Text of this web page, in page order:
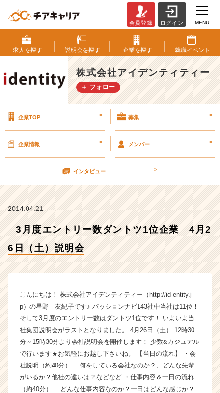
月
度
エ
ン
ト
リ
ン
1
位
日
（土）
明
【株
式
会
ア
イ
デ
ン
テ
ィ
会員登録 ログイン MENU
求人を探す 説明会を探す 企業を探す 就職イベント
株式会社アイデンティティー
＋ フォロー
企業TOP > 募集 >
企業情報 > メンバー >
インタビュー >
2014.04.21
3月度エントリー数ダントツ1位企業 4月2
6日（土）説明会
こんにちは！ 株式会社アイデンティティー（http://id-entity.j
p）の星野 友紀子です♪ パッションナビ143社中当社は11位！
そして3月度のエントリー数はダントツ1位です！ いよいよ当
社集団説明会がラストとなりました。 4月26日（土） 12時30
分～15時30分より会社説明会を開催します！ 少数&カジュアル
で行います★お気軽にお越し下さいね。 【当日の流れ】 ・会
社説明（約40分） 何をしている会社なのか？、どんな先輩
がいるか？他社の違いは？などなど ・仕事内容＆一日の流れ
（約40分） どんな仕事内容なのか？一日はどんな感じか？